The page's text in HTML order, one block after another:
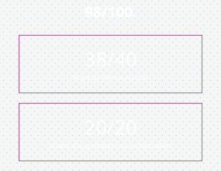
98/100.
38/40
écart de rémunération
20/20
écarts d’augmentations individuelles